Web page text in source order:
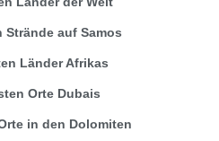
Strände auf Samos
Länder Afrikas
Orte Dubais
in den Dolomiten